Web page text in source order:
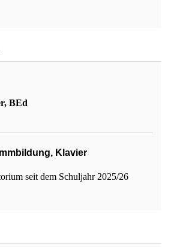
BEd
Klavier
seit dem Schuljahr 2025/26